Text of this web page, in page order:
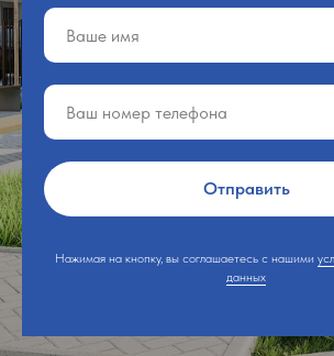
Отправить
Нажимая на кнопку, вы соглашаетесь с нашими
данных